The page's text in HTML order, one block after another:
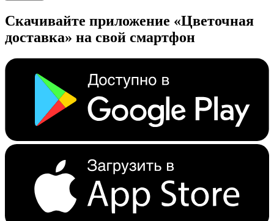
Скачивайте приложение «Цветочная
доставка» на свой смартфон